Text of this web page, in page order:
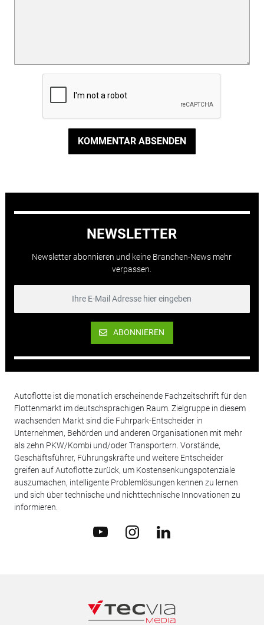
KOMMENTAR ABSENDEN
NEWSLETTER
Newsletter abonnieren und keine Branchen-News mehr
verpassen.
ABONNIEREN
Autoflotte ist die monatlich erscheinende Fachzeitschrift für den
Flottenmarkt im deutschsprachigen Raum. Zielgruppe in diesem
wachsenden Markt sind die Fuhrpark-Entscheider in
Unternehmen, Behörden und anderen Organisationen mit mehr
als zehn PKW/Kombi und/oder Transportern. Vorstände,
Geschäftsführer, Führungskräfte und weitere Entscheider
greifen auf Autoflotte zurück, um Kostensenkungspotenziale
auszumachen, intelligente Problemlösungen kennen zu lernen
und sich über technische und nichttechnische Innovationen zu
informieren.